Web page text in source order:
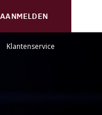
AANMELDEN
Klantenservice